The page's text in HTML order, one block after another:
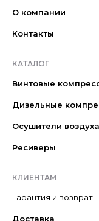
О компании
Контакты
КАТАЛОГ
Винтовые
Дизельные
Осушители воздуха
Ресиверы
КЛИЕНТАМ
Гарантия и возврат
Доставка